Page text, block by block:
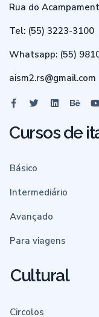
Rua do
Tel: (55) 3223-3100
Whatsapp: (55)
aism2.rs@gmail.com
Cursos de
Básico
Intermediário
Avançado
Para viagens
Cultural
Circolos